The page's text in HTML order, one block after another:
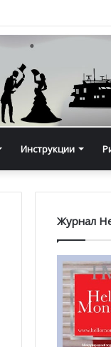
Инструкции
Журнал